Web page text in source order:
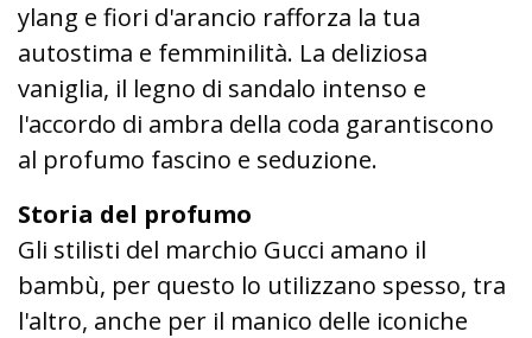
ylang e fiori d'arancio rafforza la tua
autostima e femminilità. La deliziosa
vaniglia, il legno di sandalo intenso e
l'accordo di ambra della coda garantiscono
al profumo fascino e seduzione.
Storia del profumo
Gli stilisti del marchio Gucci amano il
bambù, per questo lo utilizzano spesso, tra
l'altro, anche per il manico delle iconiche